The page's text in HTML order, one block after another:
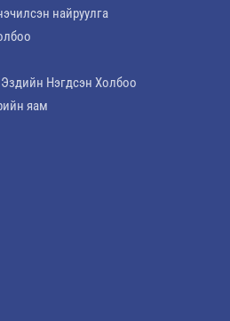
найруулга
Нэгдсэн Холбоо
яам